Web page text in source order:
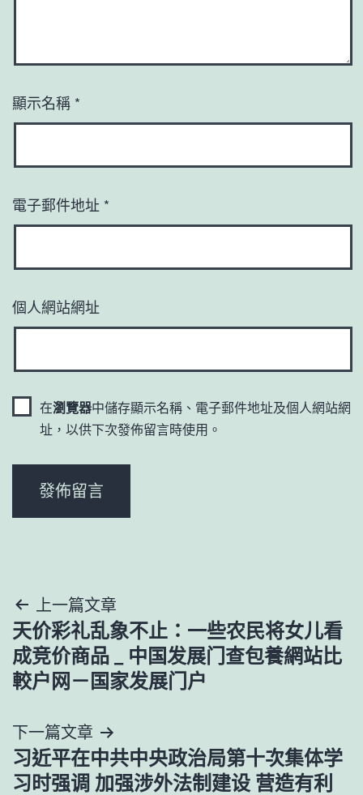
顯示名稱 *
電子郵件地址 *
個人網站網址
在瀏覽器中儲存顯示名稱、電子郵件地址及個人網站網
址，以供下次發佈留言時使用。
文
章
導
覽
上一篇文章
天价彩礼乱象不止：一些农民将女儿看
成竞价商品 _ 中国发展门查包養網站比
較户网－国家发展门户
下一篇文章
习近平在中共中央政治局第十次集体学
习时强调 加强涉外法制建设 营造有利